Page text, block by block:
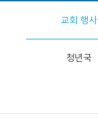
교회 행사
청년국